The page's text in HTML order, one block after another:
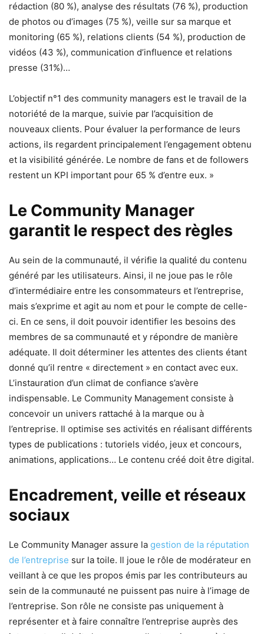
rédaction (80 %), analyse des résultats (76 %), production
de photos ou d’images (75 %), veille sur sa marque et
monitoring (65 %), relations clients (54 %), production de
vidéos (43 %), communication d’influence et relations
presse (31%)…
L’objectif n°1 des community managers est le travail de la
notoriété de la marque, suivie par l’acquisition de
nouveaux clients. Pour évaluer la performance de leurs
actions, ils regardent principalement l’engagement obtenu
et la visibilité générée. Le nombre de fans et de followers
restent un KPI important pour 65 % d’entre eux. »
Le Community Manager
garantit le respect des règles
Au sein de la communauté, il vérifie la qualité du contenu
généré par les utilisateurs. Ainsi, il ne joue pas le rôle
d’intermédiaire entre les consommateurs et l’entreprise,
mais s’exprime et agit au nom et pour le compte de celle-
ci. En ce sens, il doit pouvoir identifier les besoins des
membres de sa communauté et y répondre de manière
adéquate. Il doit déterminer les attentes des clients étant
donné qu’il rentre « directement » en contact avec eux.
L’instauration d’un climat de confiance s’avère
indispensable. Le Community Management consiste à
concevoir un univers rattaché à la marque ou à
l’entreprise. Il optimise ses activités en réalisant différents
types de publications : tutoriels vidéo, jeux et concours,
animations, applications… Le contenu créé doit être digital.
Encadrement, veille et réseaux
sociaux
Le Community Manager assure la gestion de la réputation
de l’entreprise sur la toile. Il joue le rôle de modérateur en
veillant à ce que les propos émis par les contributeurs au
sein de la communauté ne puissent pas nuire à l’image de
l’entreprise. Son rôle ne consiste pas uniquement à
représenter et à faire connaître l’entreprise auprès des